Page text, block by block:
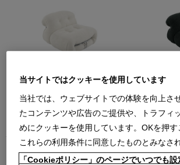
944 SORIANA（クロームF
NABUK13Z500）1P
ソリアナ ソファ 1人掛
￥2,376,000
在庫：在庫あり
944
FOX13FF16）
ソリアナ ソ
￥1,485,000
在庫：在庫あ
当サイトではクッキーを使用しています
当社では、ウェブサイトでの体験を向上さ
たコンテンツや広告のご提供や、トラフィ
めにクッキーを使用しています。OKを押
これらの利用条件に同意したものとみなさ
「Cookieポリシー」のページでいつでも